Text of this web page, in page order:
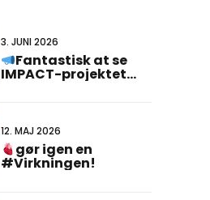
3. JUNI 2026
Fantastisk at se
IMPACT-projektet
12. MAJ 2026
gør igen en
#Virkningen!